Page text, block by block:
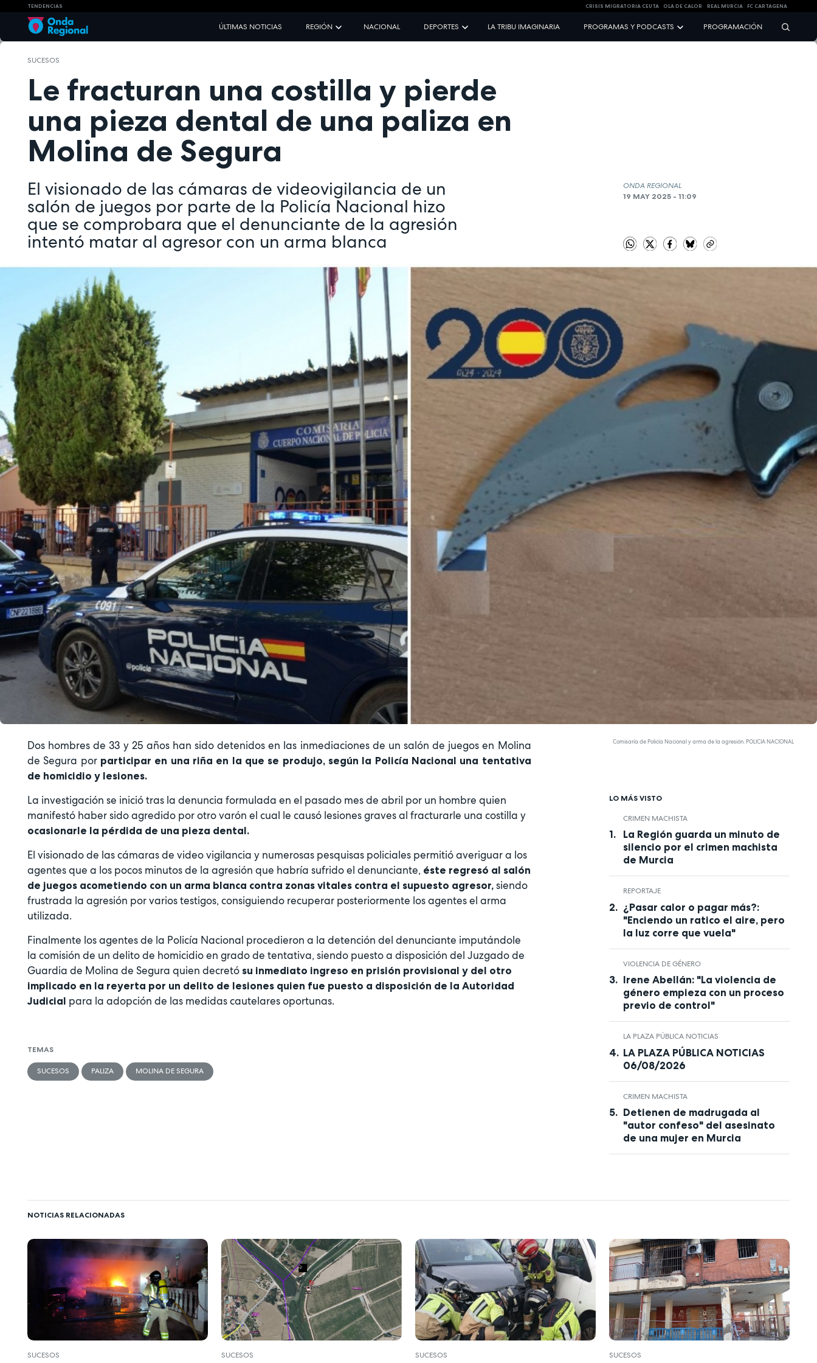
TENDENCIAS CRISIS MIGRATORIA CEUTA OLA DE CALOR REAL MURCIA FC CARTAGENA
ÚLTIMAS NOTICIAS REGIÓN NACIONAL DEPORTES LA TRIBU IMAGINARIA PROGRAMAS Y PODCASTS PROGRAMACIÓN
SUCESOS
Le fracturan una costilla y pierde
una pieza dental de una paliza en
Molina de Segura
El visionado de las cámaras de videovigilancia de un
salón de juegos por parte de la Policía Nacional hizo
que se comprobara que el denunciante de la agresión
intentó matar al agresor con un arma blanca
ONDA REGIONAL
19 MAY 2025 - 11:09
Comisaría de Policía Nacional y arma de la agresión. POLICIA NACIONAL
Dos hombres de 33 y 25 años han sido detenidos en las inmediaciones de un salón de juegos en Molina
de Segura por participar en una riña en la que se produjo, según la Policía Nacional una tentativa
de homicidio y lesiones.
La investigación se inició tras la denuncia formulada en el pasado mes de abril por un hombre quien
manifestó haber sido agredido por otro varón el cual le causó lesiones graves al fracturarle una costilla y
ocasionarle la pérdida de una pieza dental.
El visionado de las cámaras de video vigilancia y numerosas pesquisas policiales permitió averiguar a los
agentes que a los pocos minutos de la agresión que habría sufrido el denunciante, éste regresó al salón
de juegos acometiendo con un arma blanca contra zonas vitales contra el supuesto agresor, siendo
frustrada la agresión por varios testigos, consiguiendo recuperar posteriormente los agentes el arma
utilizada.
Finalmente los agentes de la Policía Nacional procedieron a la detención del denunciante imputándole
la comisión de un delito de homicidio en grado de tentativa, siendo puesto a disposición del Juzgado de
Guardia de Molina de Segura quien decretó su inmediato ingreso en prisión provisional y del otro
implicado en la reyerta por un delito de lesiones quien fue puesto a disposición de la Autoridad
Judicial para la adopción de las medidas cautelares oportunas.
TEMAS
SUCESOS PALIZA MOLINA DE SEGURA
LO MÁS VISTO
CRIMEN MACHISTA
La Región guarda un minuto de
silencio por el crimen machista
de Murcia
REPORTAJE
¿Pasar calor o pagar más?:
"Enciendo un ratico el aire, pero
la luz corre que vuela"
VIOLENCIA DE GÉNERO
Irene Abellán: "La violencia de
género empieza con un proceso
previo de control"
LA PLAZA PÚBLICA NOTICIAS
LA PLAZA PÚBLICA NOTICIAS
06/08/2026
CRIMEN MACHISTA
Detienen de madrugada al
"autor confeso" del asesinato
de una mujer en Murcia
NOTICIAS RELACIONADAS
SUCESOS SUCESOS SUCESOS SUCESOS